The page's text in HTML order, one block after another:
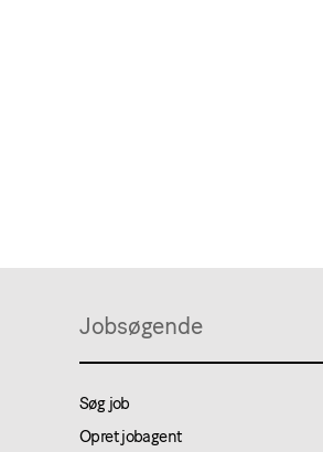
Jobsøgende
Søg job
Opret jobagent